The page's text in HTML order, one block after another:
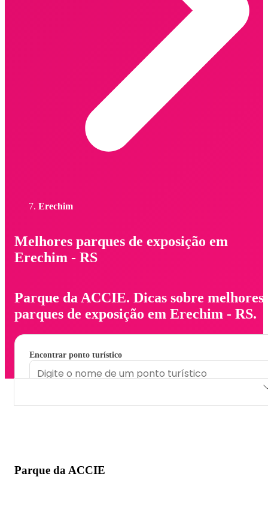
Erechim
Melhores parques de exposição em
Erechim - RS
Parque da ACCIE. Dicas sobre melhores
parques de exposição em Erechim - RS.
Encontrar ponto turístico
Parque da ACCIE